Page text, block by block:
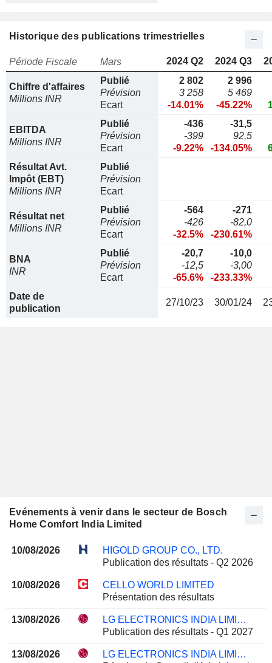
Historique des publications trimestrielles
Période Fiscale Mars 2024 Q2 2024 Q3
Chiffre d'affaires
Millions INR
Publié
Prévision
Ecart
2 802
3 258
-14.01%
2 996
5 469
-45.22%
EBITDA
Millions INR
Publié
Prévision
Ecart
-436
-399
-9.22%
-31,5
92,5
-134.05%
Résultat Avt.
Impôt (EBT)
Millions INR
Publié
Prévision
Ecart
Résultat net
Millions INR
Publié
Prévision
Ecart
-564
-426
-32.5%
-271
-82,0
-230.61%
BNA
INR
Publié
Prévision
Ecart
-20,7
-12,5
-65.6%
-10,0
-3,00
-233.33%
Date de
publication
27/10/23 30/01/24
Evénements à venir dans le secteur de Bosch
Home Comfort India Limited
10/08/2026
HIGOLD GROUP CO., LTD.
Publication des résultats - Q2 2026
10/08/2026
CELLO WORLD LIMITED
Présentation des résultats
13/08/2026
LG ELECTRONICS INDIA LIMITED
Publication des résultats - Q1 2027
13/08/2026
LG ELECTRONICS INDIA LIMITED